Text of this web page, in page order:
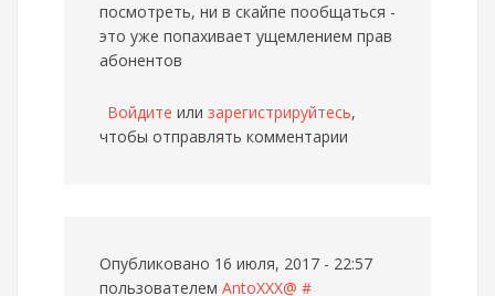
посмотреть, ни в скайпе пообщаться -
это уже попахивает ущемлением прав
абонентов
Войдите или зарегистрируйтесь,
чтобы отправлять комментарии
Опубликовано 16 июля, 2017 - 22:57
пользователем AntoXXX@ #